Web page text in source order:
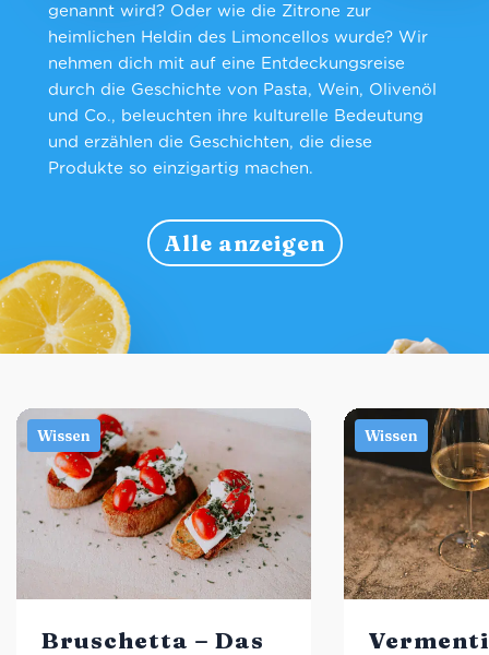
genannt wird? Oder wie die Zitrone zur
heimlichen Heldin des Limoncellos wurde? Wir
nehmen dich mit auf eine Entdeckungsreise
durch die Geschichte von Pasta, Wein, Olivenöl
und Co., beleuchten ihre kulturelle Bedeutung
und erzählen die Geschichten, die diese
Produkte so einzigartig machen.
Alle anzeigen
Bruschetta – Das